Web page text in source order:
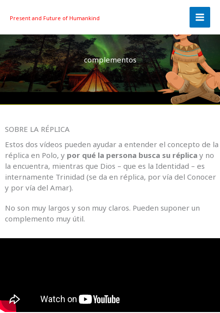
Present and Future of Humankind
complementos
SOBRE LA RÉPLICA
Estos dos vídeos pueden ayudar a entender el concepto de la
réplica en Polo, y por qué la persona busca su réplica y no
la encuentra, mientras que Dios – que es la Identidad – es
internamente Trinidad (se da en réplica, por vía del Conocer
y por vía del Amar).
No son muy largos y son muy claros. Pueden suponer un
complemento muy útil.